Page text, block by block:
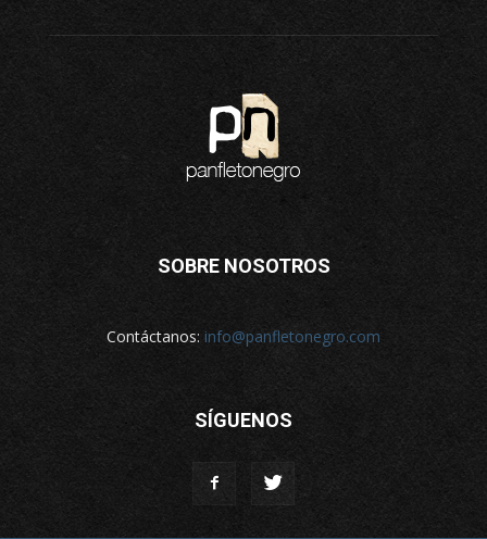
SOBRE NOSOTROS
Contáctanos: info@panfletonegro.com
SÍGUENOS